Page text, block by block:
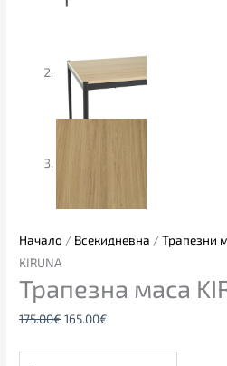
Начало / Всекидневна /Трапезни
KIRUNA
Трапезна маса
175.00€165.00€